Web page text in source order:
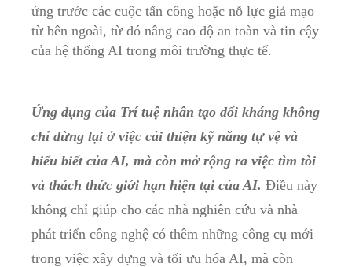
ứng trước các cuộc tấn công⁣ hoặc nỗ lực giả mạo
từ ⁢bên ngoài,‍ từ đó nâng cao độ‍ an toàn⁣ và⁢ tin cậy⁣
của hệ thống AI trong môi⁢ trường thực tế.
Ứng dụng của Trí tuệ nhân tạo đối kháng không
chỉ dừng lại ở việc‌ cải thiện kỹ năng ⁤tự ‌vệ ‍và
hiểu biết của AI, mà còn mở rộng ra việc tìm tòi
và thách thức giới hạn hiện tại của ​AI. Điều⁢ này
không chỉ giúp cho các nhà ‌nghiên cứu ‌và nhà
phát triển công nghệ có thêm những công cụ mới
trong việc xây dựng và tối ưu hóa ⁤AI, mà còn